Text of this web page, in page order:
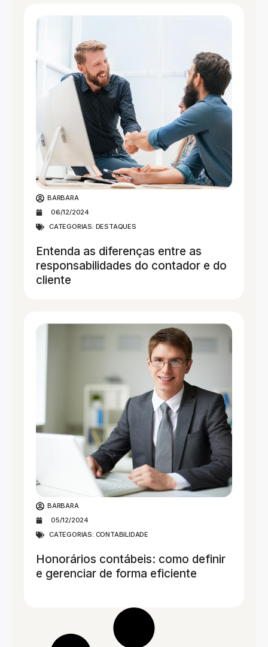
BARBARA
06/12/2024
CATEGORIAS: DESTAQUES
Entenda as diferenças entre as
responsabilidades do contador e do
cliente
BARBARA
05/12/2024
CATEGORIAS: CONTABILIDADE
Honorários contábeis: como definir
e gerenciar de forma eficiente